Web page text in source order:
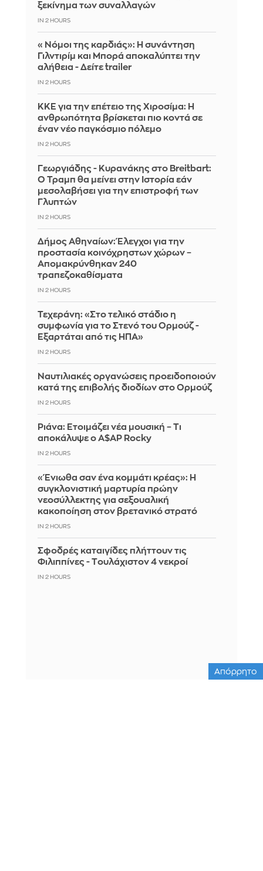
ξεκίνημα των συναλλαγών
IN 2 HOURS
«Νόμοι της καρδιάς»: Η συνάντηση
Γιλντιρίμ και Μπορά αποκαλύπτει την
αλήθεια - Δείτε trailer
IN 2 HOURS
ΚΚΕ για την επέτειο της Χιροσίμα: Η
ανθρωπότητα βρίσκεται πιο κοντά σε
έναν νέο παγκόσμιο πόλεμο
IN 2 HOURS
Γεωργιάδης - Κυρανάκης στο Breitbart:
Ο Τραμπ θα μείνει στην Ιστορία εάν
μεσολαβήσει για την επιστροφή των
Γλυπτών
IN 2 HOURS
Δήμος Αθηναίων: Έλεγχοι για την
προστασία κοινόχρηστων χώρων –
Απομακρύνθηκαν 240
τραπεζοκαθίσματα
IN 2 HOURS
Τεχεράνη: «Στο τελικό στάδιο η
συμφωνία για το Στενό του Ορμούζ -
Εξαρτάται από τις ΗΠΑ»
IN 2 HOURS
Ναυτιλιακές οργανώσεις προειδοποιούν
κατά της επιβολής διοδίων στο Ορμούζ
IN 2 HOURS
Ριάνα: Ετοιμάζει νέα μουσική – Τι
αποκάλυψε ο A$AP Rocky
IN 2 HOURS
«Ένιωθα σαν ένα κομμάτι κρέας»: Η
συγκλονιστική μαρτυρία πρώην
νεοσύλλεκτης για σεξουαλική
κακοποίηση στον βρετανικό στρατό
IN 2 HOURS
Σφοδρές καταιγίδες πλήττουν τις
Φιλιππίνες - Tουλάχιστον 4 νεκροί
IN 2 HOURS
Απόρρητο